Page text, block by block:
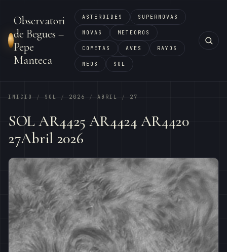
Observatori
de Begues –
Pepe
Manteca
ASTEROIDES SUPERNOVAS
NOVAS METEOROS
COMETAS AVES RAYOS
NEOS SOL
INICIO / SOL / 2026 / ABRIL / 27
SOL AR4425 AR4424 AR4420
27Abril 2026